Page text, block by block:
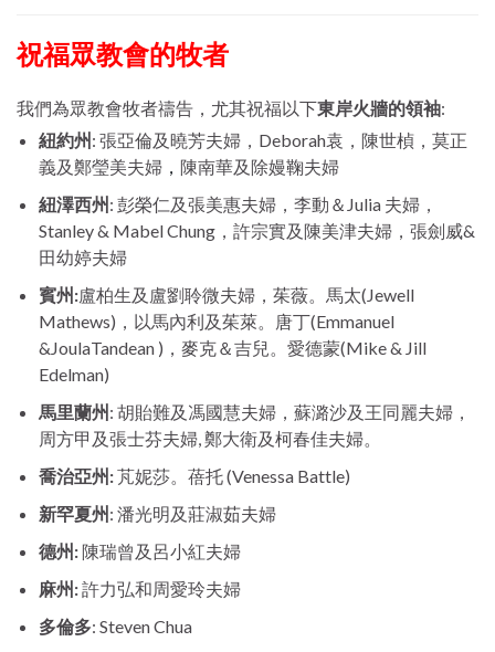
祝福眾教會的牧者
我們為眾教會牧者禱告，尤其祝福以下東岸火牆的領袖:
紐約州: 張亞倫及曉芳夫婦，Deborah袁，陳世楨，莫正
義及鄭瑩美夫婦 ， 陳南華及除嫚鞠夫婦
紐澤西州: 彭榮仁及張美惠夫婦，李動＆Julia 夫婦，
Stanley & Mabel Chung，許宗實及陳美津夫婦，張劍威&
田幼婷夫婦
賓州:盧柏生及盧劉聆微夫婦，茱薇。馬太(Jewell
Mathews)，以馬內利及茱萊。唐丁(Emmanuel
&JoulaTandean )，麥克＆吉兒。愛德蒙(Mike & Jill
Edelman)
馬里蘭州: 胡貽難及馮國慧夫婦，蘇潞沙及王同麗夫婦，
周方甲及張士芬夫婦, 鄭大衛及柯春佳夫婦。
喬治亞州:芃妮莎。蓓托 (Venessa Battle)
新罕夏州: 潘光明及莊淑茹夫婦
德州:陳瑞曾及呂小紅夫婦
麻州:許力弘和周愛玲夫婦
多倫多: Steven Chua